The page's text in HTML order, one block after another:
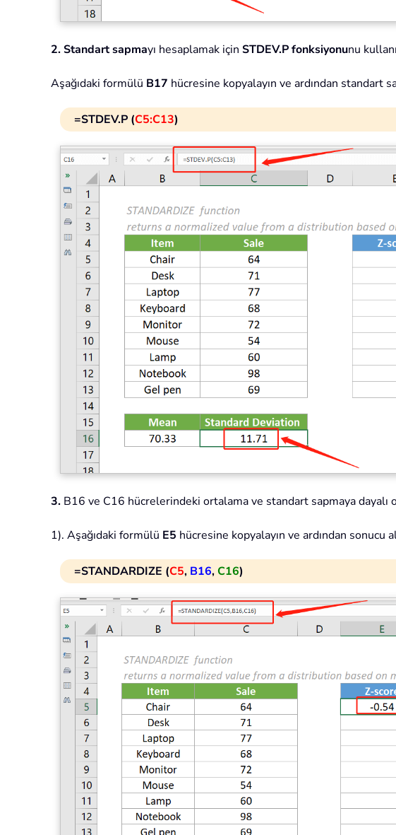
2.Standart sapmayı hesaplamak için STDEV.P fonksiyonunu
Aşağıdaki formülü B17 hücresine kopyalayın ve ardından standart
=STDEV.P (C5:C13)
3. B16 ve C16 hücrelerindeki ortalama ve standart sapmaya
1). Aşağıdaki formülü E5 hücresine kopyalayın ve ardından sonucu
=STANDARDIZE (C5, B16,C16)